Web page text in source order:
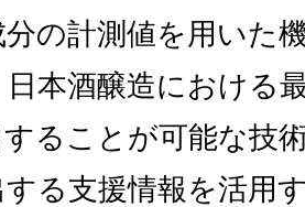
の計測値を用いた
日本酒醸造における
ることが可能な技
る支援情報を活用